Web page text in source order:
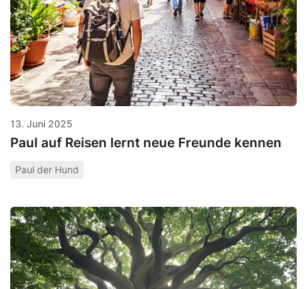
13. Juni 2025
Paul auf Reisen lernt neue Freunde kennen
Paul der Hund